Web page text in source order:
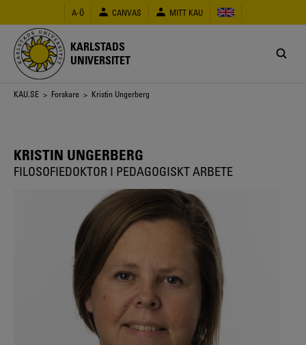
huvudinnehåll
A-Ö CANVAS MITT KAU
KARLSTADS
UNIVERSITET
Länkstig
KAU.SE > Forskare > Kristin Ungerberg
KRISTIN UNGERBERG
FILOSOFIEDOKTOR I PEDAGOGISKT ARBETE